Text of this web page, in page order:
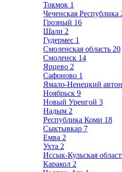
Токмок 1
Чеченская Республика
Грозный 16
Шали 2
Гудермес 1
Смоленская область 20
Смоленск 14
Ярцево 2
Сафоново 1
Ямало-Ненецкий
Ноябрьск 9
Новый Уренгой 3
Надым 2
Республика Коми 18
Сыктывкар 7
Емва 2
Ухта 2
Иссык-Кульская
Каракол 2